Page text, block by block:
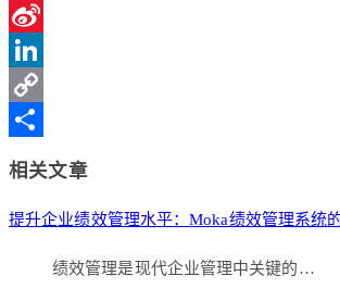
Qzone
Sina
Weibo
LinkedIn
Copy
相关文章
提升企业绩效管理水平：Moka绩效管理系统
绩效管理是现代企业管理中关键的…